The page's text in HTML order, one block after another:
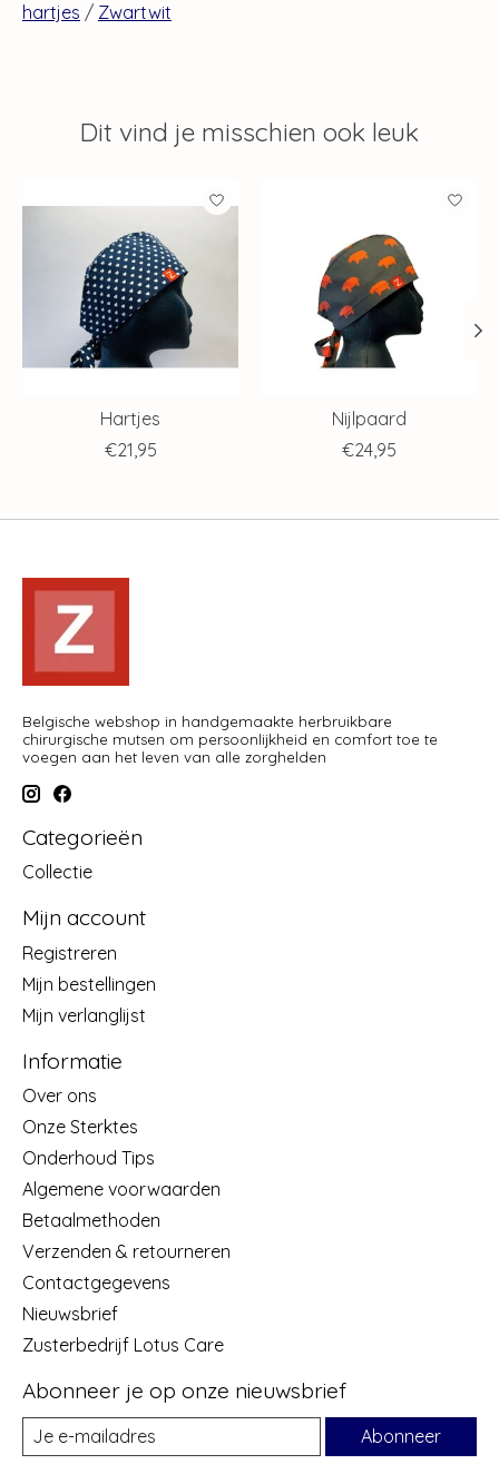
hartjes / Zwartwit
Dit vind je misschien ook leuk
Items van productcarrousel
Hartjes
€21,95
Nijlpaard
€24,95
Belgische webshop in handgemaakte herbruikbare
chirurgische mutsen om persoonlijkheid en comfort toe te
voegen aan het leven van alle zorghelden
Categorieën
Collectie
Mijn account
Registreren
Mijn bestellingen
Mijn verlanglijst
Informatie
Over ons
Onze Sterktes
Onderhoud Tips
Algemene voorwaarden
Betaalmethoden
Verzenden & retourneren
Contactgegevens
Nieuwsbrief
Zusterbedrijf Lotus Care
Abonneer je op onze nieuwsbrief
Abonneer